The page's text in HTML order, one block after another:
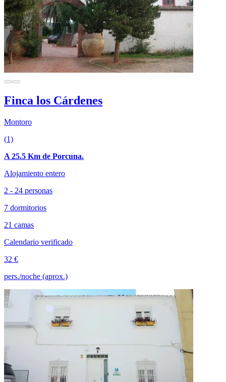
Finca los Cárdenes
Montoro
(1)
A 25.5 Km de Porcuna.
Alojamiento entero
2 - 24 personas
7 dormitorios
21 camas
Calendario verificado
32 €
pers./noche (aprox.)